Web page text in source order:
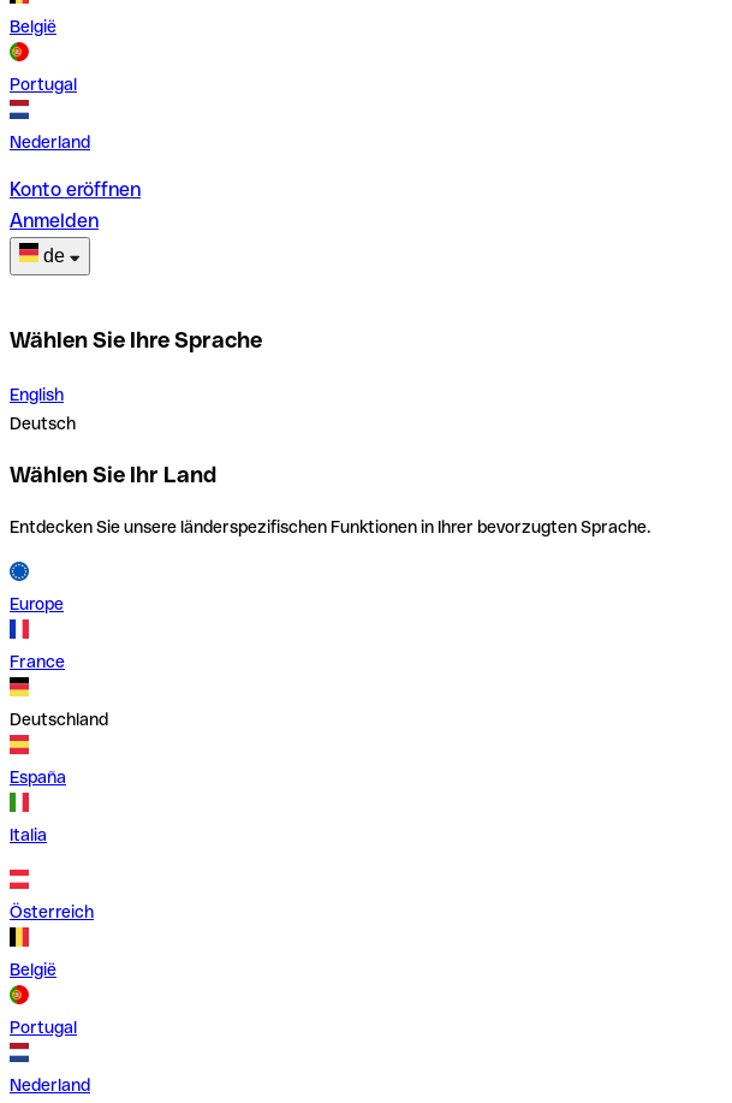
België
Portugal
Nederland
Konto eröffnen
Anmelden
de
Wählen Sie Ihre Sprache
English
Deutsch
Wählen Sie Ihr Land
Entdecken Sie unsere länderspezifischen Funktionen in Ihrer bevorzugten Sprache.
Europe
France
Deutschland
España
Italia
Österreich
België
Portugal
Nederland